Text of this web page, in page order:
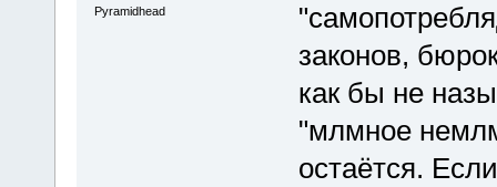
Pyramidhead
законов,
как бы не
"млмное
остаётся.